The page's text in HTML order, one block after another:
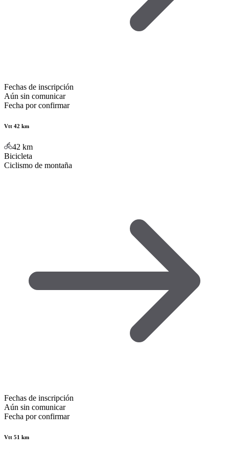
Fechas de inscripción
Aún sin comunicar
Fecha por confirmar
Vtt 42 km
42 km
Bicicleta
Ciclismo de montaña
Fechas de inscripción
Aún sin comunicar
Fecha por confirmar
Vtt 51 km